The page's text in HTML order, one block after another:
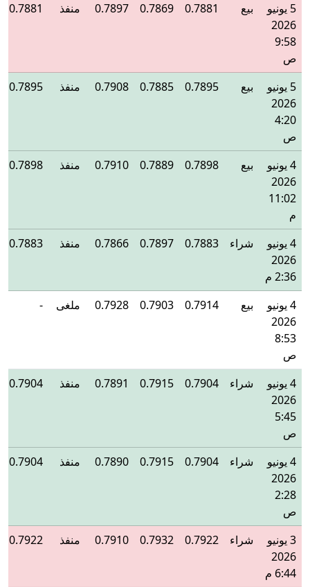
5 يونيو
2026
9:58
ص
بيع 0.7881
0.7869
0.7897 منفذ 0.7881
5 يونيو
2026
4:20
ص
بيع 0.7895
0.7885
0.7908 منفذ 0.7895
4 يونيو
2026
11:02
م
بيع 0.7898
0.7889
0.7910 منفذ 0.7898
4 يونيو
2026
2:36 م
شراء 0.7883
0.7897
0.7866 منفذ 0.7883
4 يونيو
2026
8:53
ص
بيع 0.7914
0.7903
0.7928 ملغى -
4 يونيو
2026
5:45
ص
شراء 0.7904
0.7915
0.7891 منفذ 0.7904
4 يونيو
2026
2:28
ص
شراء 0.7904
0.7915
0.7890 منفذ 0.7904
3 يونيو
2026
6:44 م
شراء 0.7922
0.7932
0.7910 منفذ 0.7922